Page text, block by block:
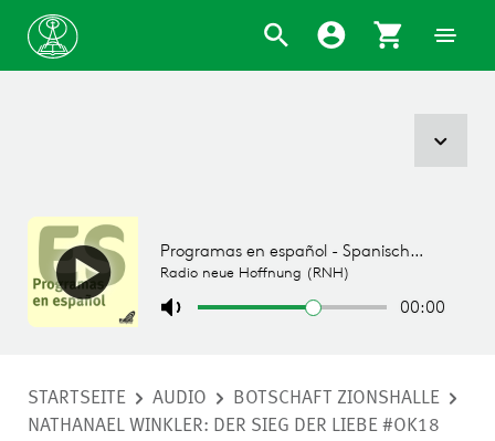
STARTSEITE AUDIO
BOTSCHAFT ZIONSHALLE
NATHANAEL WINKLER: DER SIEG DER LIEBE #OK18